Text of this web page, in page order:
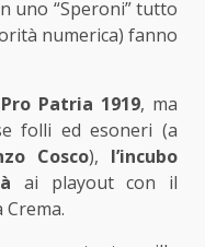
uno “Speroni” tutto
numerica) fanno
Patria 1919, ma
folli ed esoneri (a
Cosco), l’incubo
ai playout con il
Crema.